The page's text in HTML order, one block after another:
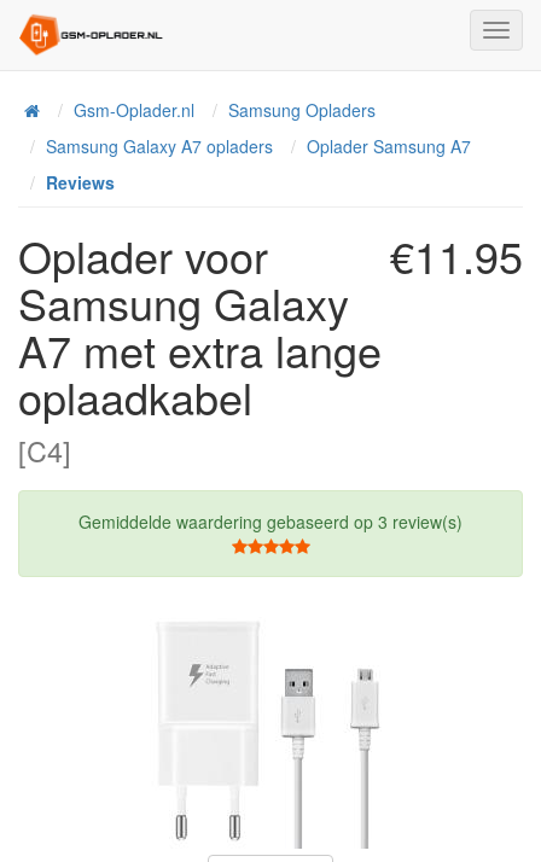
HomeGsm-Oplader.nl
Samsung Opladers
Samsung Galaxy A7 opladers
Oplader Samsung A7
Reviews
€11.95
Oplader voor
Samsung Galaxy
A7 met extra lange
oplaadkabel
[C4]
Gemiddelde waardering gebaseerd op 3 review(s)